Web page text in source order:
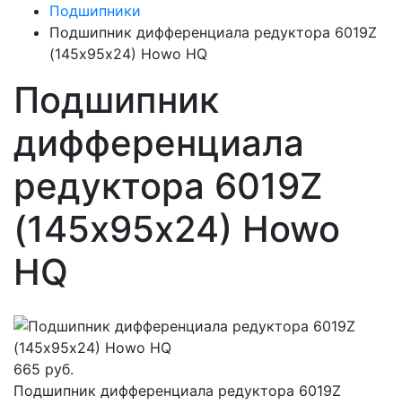
Подшипники
Подшипник дифференциала редуктора 6019Z
(145х95х24) Howo HQ
Подшипник
дифференциала
редуктора 6019Z
(145х95х24) Howo
HQ
665 руб.
Подшипник дифференциала редуктора 6019Z